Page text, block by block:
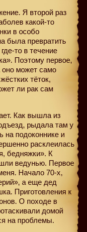
Я второй раз
какой-то
в особо
была превратить
то в течение
Поэтому первое,
оно может само
тёток,
ли рак сам
Как вышла из
рыдала там у
на подоконнике и
расклеилась
бедняжки». К
ведунью. Первое
Начало 70-х,
а еще дед
Приготовления к
О походе в
домой
на проблемы.